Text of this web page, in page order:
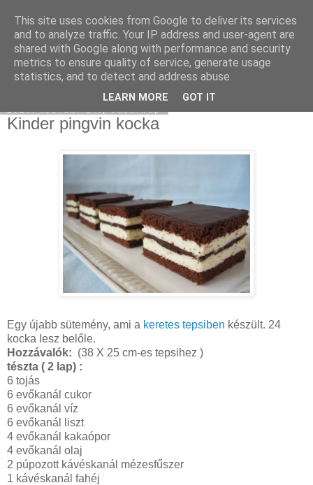
Moha Konyha
Kinder pingvin kocka
Egy újabb sütemény, ami a keretes tepsiben készült. 24
kocka lesz belőle.
Hozzávalók: (38 X 25 cm-es tepsihez )
tészta ( 2 lap) :
6 tojás
6 evőkanál cukor
6 evőkanál víz
6 evőkanál liszt
4 evőkanál kakaópor
4 evőkanál olaj
2 púpozott kávéskanál mézesfűszer
1 kávéskanál fahéj
This site uses cookies from Google to deliver its services
and to analyze traffic. Your IP address and user-agent are
shared with Google along with performance and security
metrics to ensure quality of service, generate usage
statistics, and to detect and address abuse.
LEARN MORE GOT IT